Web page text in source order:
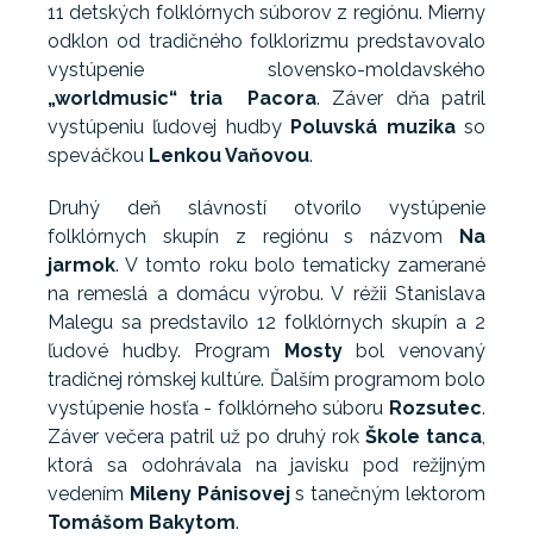
11 detských folklórnych súborov z regiónu. Mierny
odklon od tradičného folklorizmu predstavovalo
vystúpenie slovensko-moldavského
„worldmusic“ tria Pacora. Záver dňa patril
vystúpeniu ľudovej hudby Poluvská muzikaso
speváčkou Lenkou Vaňovou.
Druhý deň slávností otvorilo vystúpenie
folklórnych skupín z regiónu s názvom
Na
jarmok. V tomto roku bolo tematicky zamerané
na remeslá a domácu výrobu. V réžii Stanislava
Malegu sa predstavilo 12 folklórnych skupín a 2
ľudové hudby. Program
Mostybol venovaný
tradičnej rómskej kultúre. Ďalším programom bolo
vystúpenie hosťa - folklórneho súboru Rozsutec.
Záver večera patril už po druhý rok Škole tanca,
ktorá sa odohrávala na javisku pod režijným
vedením Mileny Pánisovejs tanečným lektorom
Tomášom Bakytom.